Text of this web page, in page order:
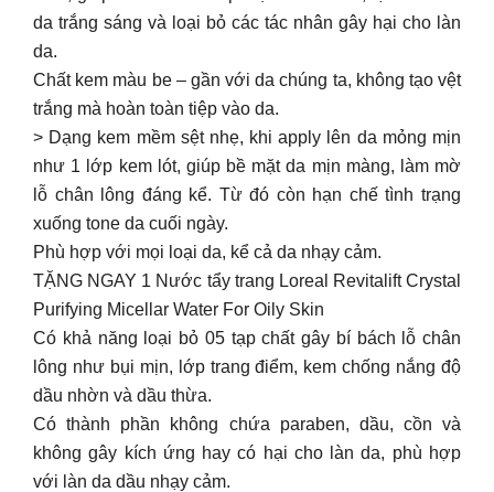
da trắng sáng và loại bỏ các tác nhân gây hại cho làn
da.
Chất kem màu be – gần với da chúng ta, không tạo vệt
trắng mà hoàn toàn tiệp vào da.
> Dạng kem mềm sệt nhẹ, khi apply lên da mỏng mịn
như 1 lớp kem lót, giúp bề mặt da mịn màng, làm mờ
lỗ chân lông đáng kể. Từ đó còn hạn chế tình trạng
xuống tone da cuối ngày.
Phù hợp với mọi loại da, kể cả da nhạy cảm.
TẶNG NGAY 1 Nước tẩy trang Loreal Revitalift Crystal
Purifying Micellar Water For Oily Skin
Có khả năng loại bỏ 05 tạp chất gây bí bách lỗ chân
lông như bụi mịn, lớp trang điểm, kem chống nắng độ
dầu nhờn và dầu thừa.
Có thành phần không chứa paraben, dầu, cồn và
không gây kích ứng hay có hại cho làn da, phù hợp
với làn da dầu nhạy cảm.